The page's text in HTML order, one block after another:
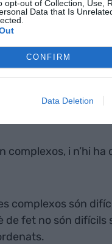
opt-out of Collection, Use,
Data that Is
CONFIRM
Data Deletion
canals i
un canal de Netflix,
que no són
diferents.
i n’hi
complexos són
de fet no són difícils